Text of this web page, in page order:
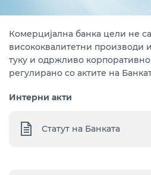
За нас
Блог
Заштита на личните
Комерцијална банка цели не
висококвалитетни производи
туку и одржливо
регулирано со актите на
Интерни акти
Статут на Банката